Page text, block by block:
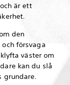
är ett
den
försvaga
väster om
kan du slå
grundare.